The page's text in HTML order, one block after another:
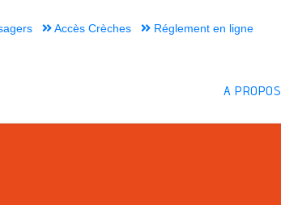
Accès Crèches Réglement en ligne
A PROPOS